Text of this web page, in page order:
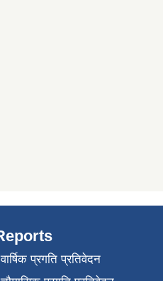
वार्षिक प्रगति प्रतिवेदन